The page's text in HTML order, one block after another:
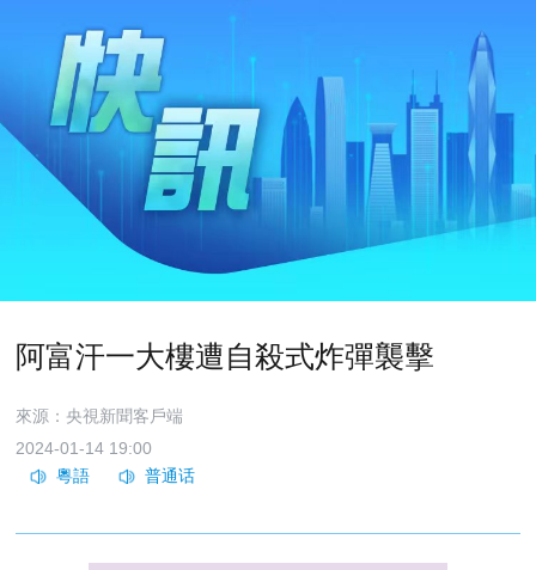
阿富汗一大樓遭自殺式炸彈襲擊
來源：央視新聞客戶端
2024-01-14 19:00